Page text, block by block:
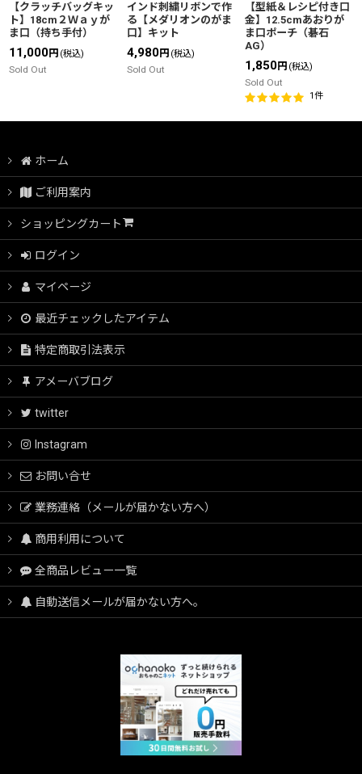
【クラッチバッグキッ
ト】18cm２Ｗａｙが
ま口（持ち手付）
11,000円 (税込)
Sold Out
インド刺繍リボンで作
る【メダリオンのがま
口】キット
4,980円 (税込)
Sold Out
【型紙＆レシピ付き口
金】12.5cmあおりが
ま口ポーチ（碁石
AG）
1,850円 (税込)
Sold Out
1件
ホーム
ご利用案内
ショッピングカート
ログイン
マイページ
最近チェックしたアイテム
特定商取引法表示
アメーバブログ
twitter
Instagram
お問い合せ
業務連絡（メールが届かない方へ）
商用利用について
全商品レビュー一覧
自動送信メールが届かない方へ。